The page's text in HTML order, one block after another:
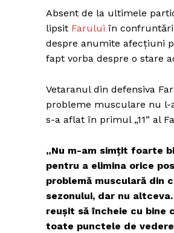
Absent de la ultimele
lipsit Farului în
despre anumite afecțiuni
fapt vorba despre o stare
Vetaranul din defensiva
probleme musculare nu l-
s-a aflat în primul „11” al
„Nu m-am simțit foarte
pentru a elimina orice
problemă musculară din
sezonului, dar nu
reușit să încheie cu bine
toate punctele de